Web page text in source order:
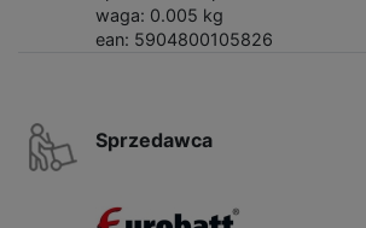
waga: 0.005 kg
ean: 5904800105826
Sprzedawca